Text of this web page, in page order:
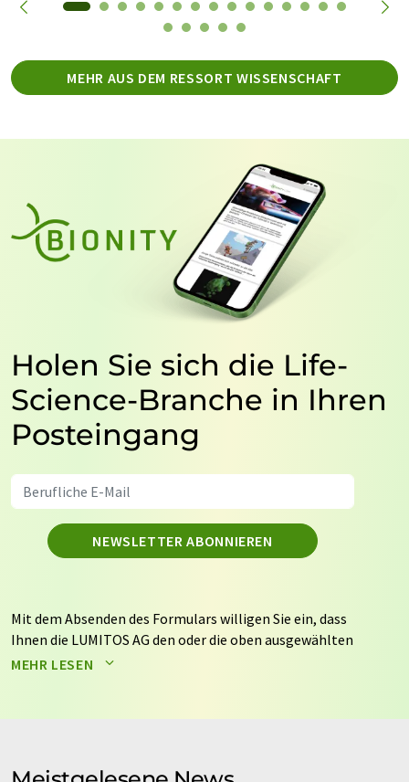
MEHR AUS DEM RESSORT WISSENSCHAFT
Holen Sie sich die Life-
Science-Branche in Ihren
Posteingang
NEWSLETTER ABONNIEREN
Mit dem Absenden des Formulars willigen Sie ein, dass
Ihnen die LUMITOS AG den oder die oben ausgewählten
Newsletter per E-Mail zusendet. Ihre Daten werden
auf Basis unsererDatenschutzerklärung. LUMITOS darf
Meinungsforschung per E-Mail kontaktieren. Ihre
MEHR LESEN